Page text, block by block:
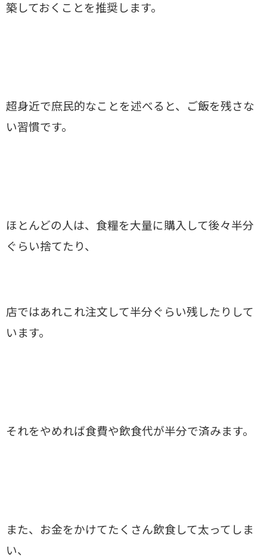
築しておくことを推奨します。
超身近で庶民的なことを述べると、ご飯を残さな
い習慣です。
ほとんどの人は、食糧を大量に購入して後々半分
ぐらい捨てたり、
店ではあれこれ注文して半分ぐらい残したりして
います。
それをやめれば食費や飲食代が半分で済みます。
また、お金をかけてたくさん飲食して太ってしま
い、